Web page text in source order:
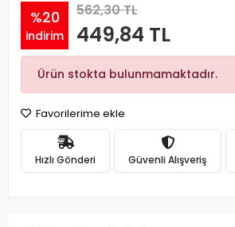
%20
indirim
562,30 TL
449,84 TL
Ürün stokta bulunmamaktadır.
Favorilerime ekle
Hızlı Gönderi Güvenli Alışveriş